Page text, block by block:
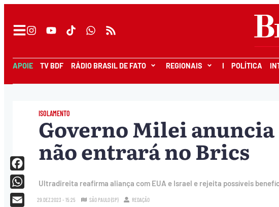
APOIE TV BDF RÁDIO BRASIL DE FATO REGIONAIS I POLÍTICA
ISOLAMENTO
Governo Milei
não entrará no Brics
Ultradireita reafirma aliança com EUA e Israel e rejeita possíveis
29.DEZ.2023 - 15:25 SÃO PAULO (SP) REDAÇÃO
Facebook
WhatsApp